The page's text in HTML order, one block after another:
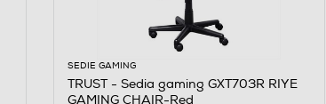
SEDIE GAMING
TRUST - Sedia gaming GXT703R RIYE
GAMING CHAIR-Red